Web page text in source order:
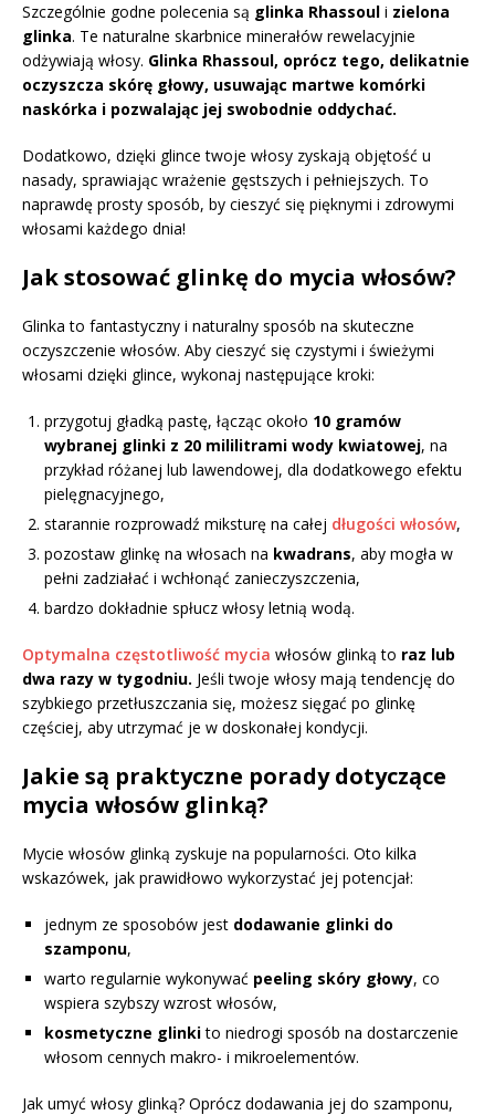
Szczególnie godne polecenia są glinka Rhassoul i zielona
glinka. Te naturalne skarbnice minerałów rewelacyjnie
odżywiają włosy. Glinka Rhassoul, oprócz tego, delikatnie
oczyszcza skórę głowy, usuwając martwe komórki
naskórka i pozwalając jej swobodnie oddychać.
Dodatkowo, dzięki glince twoje włosy zyskają objętość u
nasady, sprawiając wrażenie gęstszych i pełniejszych. To
naprawdę prosty sposób, by cieszyć się pięknymi i zdrowymi
włosami każdego dnia!
Jak stosować glinkę do mycia włosów?
Glinka to fantastyczny i naturalny sposób na skuteczne
oczyszczenie włosów. Aby cieszyć się czystymi i świeżymi
włosami dzięki glince, wykonaj następujące kroki:
przygotuj gładką pastę, łącząc około 10 gramów
wybranej glinki z 20 mililitrami wody kwiatowej, na
przykład różanej lub lawendowej, dla dodatkowego efektu
pielęgnacyjnego,
starannie rozprowadź miksturę na całej długości włosów,
pozostaw glinkę na włosach na kwadrans, aby mogła w
pełni zadziałać i wchłonąć zanieczyszczenia,
bardzo dokładnie spłucz włosy letnią wodą.
Optymalna częstotliwość mycia włosów glinką to raz lub
dwa razy w tygodniu. Jeśli twoje włosy mają tendencję do
szybkiego przetłuszczania się, możesz sięgać po glinkę
częściej, aby utrzymać je w doskonałej kondycji.
Jakie są praktyczne porady dotyczące
mycia włosów glinką?
Mycie włosów glinką zyskuje na popularności. Oto kilka
wskazówek, jak prawidłowo wykorzystać jej potencjał:
jednym ze sposobów jest dodawanie glinki do
szamponu,
warto regularnie wykonywać peeling skóry głowy, co
wspiera szybszy wzrost włosów,
kosmetyczne glinkito niedrogi sposób na dostarczenie
włosom cennych makro- i mikroelementów.
Jak umyć włosy glinką? Oprócz dodawania jej do szamponu,